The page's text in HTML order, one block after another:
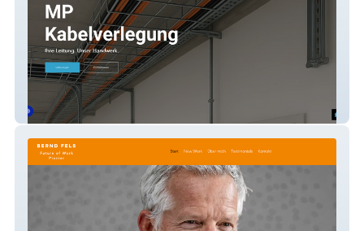
MP Kabelverlegung